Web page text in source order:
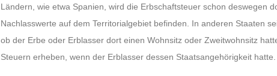
Ländern, wie etwa Spanien, wird die Erbschaftsteuer schon deswegen
Nachlasswerte auf dem Territorialgebiet befinden. In anderen Staaten
ob der Erbe oder Erblasser dort einen Wohnsitz oder Zweitwohnsitz
Steuern erheben, wenn der Erblasser dessen Staatsangehörigkeit hatte.